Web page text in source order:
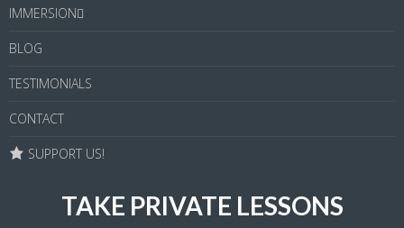
IMMERSION
BLOG
TESTIMONIALS
CONTACT
SUPPORT US!
TAKE PRIVATE LESSONS